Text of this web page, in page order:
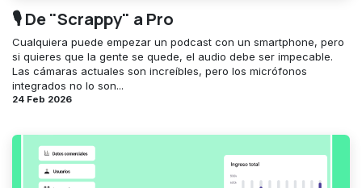
🎙️ De "Scrappy" a Pro
Cualquiera puede empezar un podcast con un smartphone, pero
si quieres que la gente se quede, el audio debe ser impecable.
Las cámaras actuales son increíbles, pero los micrófonos
integrados no lo son...
24 Feb 2026